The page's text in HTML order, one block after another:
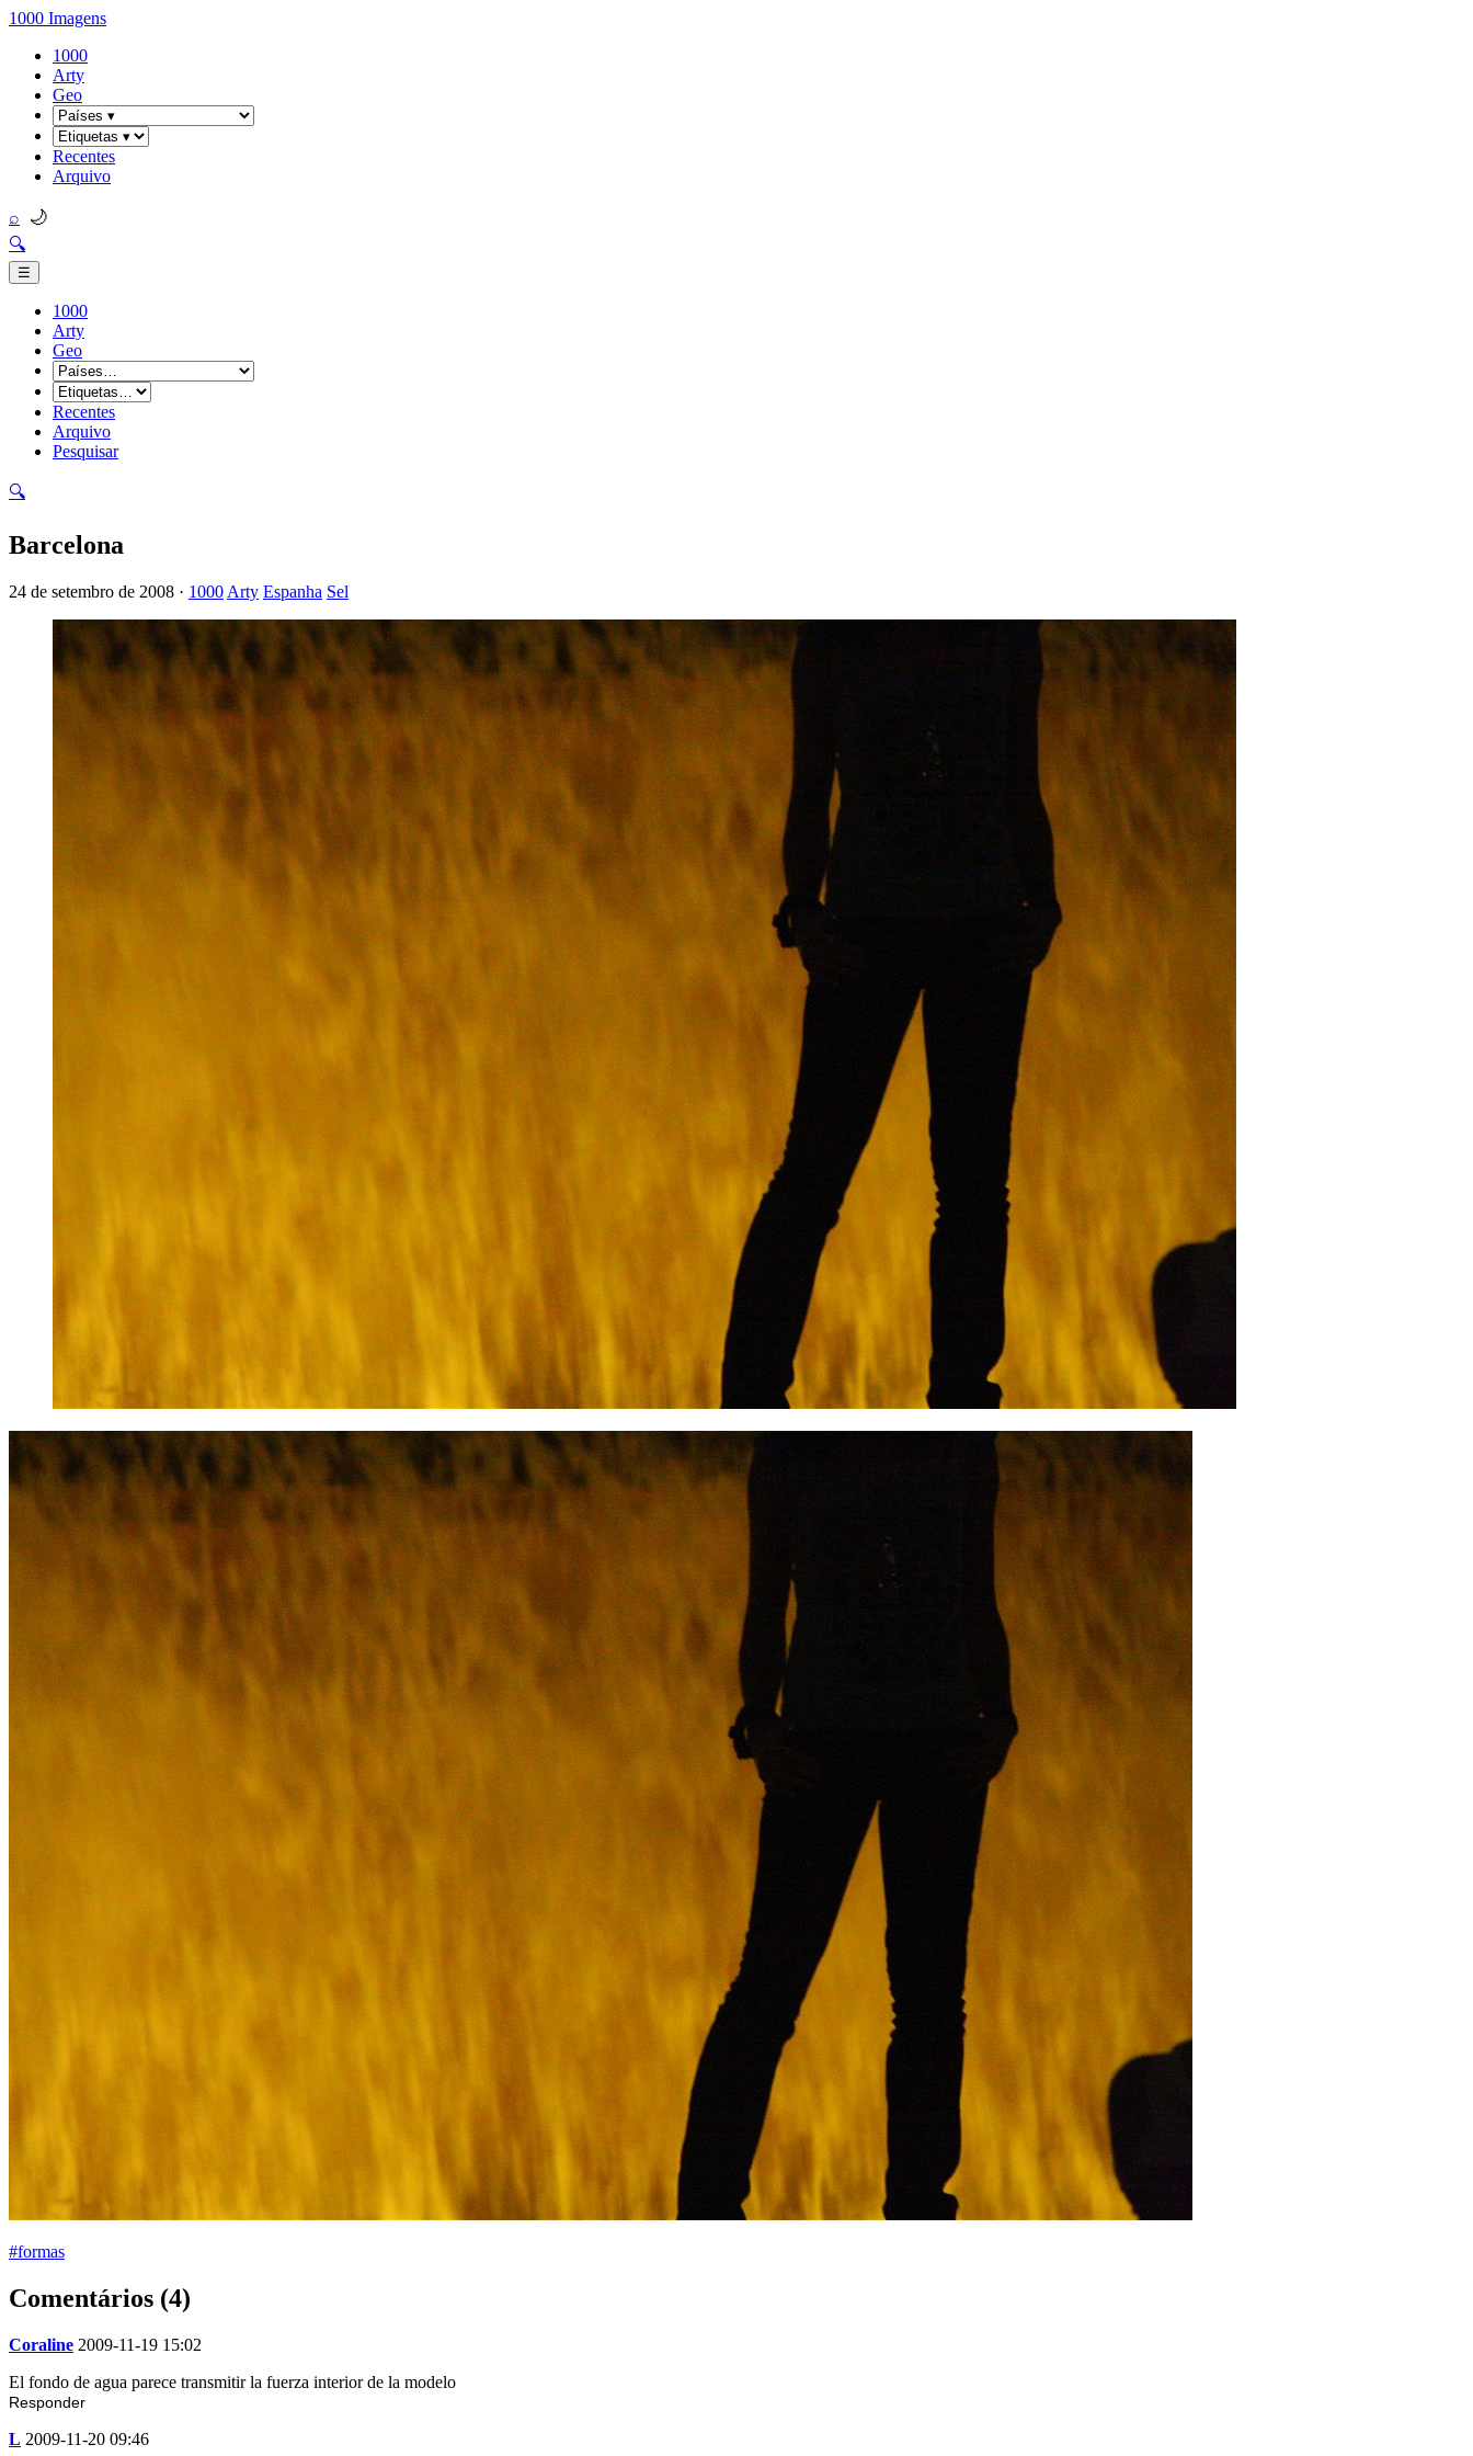
1000 Imagens
1000
Arty
Geo
Recentes
Arquivo
⌕ 🌙
🔍
☰
1000
Arty
Geo
Recentes
Arquivo
Pesquisar
🔍
Barcelona
24 de setembro de 2008 · 1000 Arty Espanha Sel
#formas
Comentários (4)
Coraline 2009-11-19 15:02
El fondo de agua parece transmitir la fuerza interior de la modelo
Responder
L 2009-11-20 09:46